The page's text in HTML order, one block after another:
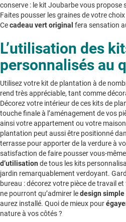
conserve : le kit Joubarbe vous propose
Faites pousser les graines de votre
Cecadeau vert original fera sensation
L’utilisation des
personnalisés au
Utilisez votre kit de plantation à de
rend très appréciable, tant comme
Décorez votre intérieur de ces kits de
touche finale à l’aménagement de vos
ainsi votre appartement ou votre
plantation peut aussi être positionné
terrasse pour apporter de la verdure à
satisfaction de faire pousser vous-
d’utilisation de tous les kits
jardin remarquablement verdoyant.
bureau : décorez votre pièce de travail
ne pourront qu’admirer ledesign simple
aurez installé. Quoi de mieux pour
nature à vos côtés ?